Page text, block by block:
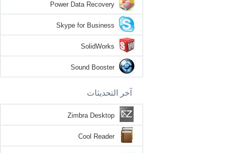
Power Data Recovery
Skype for Business
SolidWorks
Sound Booster
آخر التحديثات
Zimbra Desktop
Cool Reader